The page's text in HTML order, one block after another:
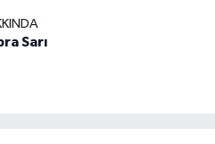
Sarı